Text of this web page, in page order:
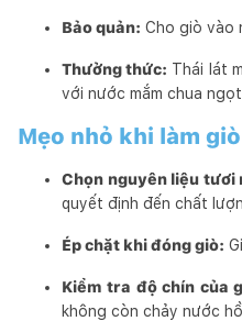
Bảo quản: Cho giò vào
Thưởng thức: Thái lát
với nước mắm chua
Mẹo nhỏ khi làm
Chọn nguyên liệu tươi
quyết định đến chất
Ép chặt khi đóng giò:
Kiểm tra độ chín của
không còn chảy nước